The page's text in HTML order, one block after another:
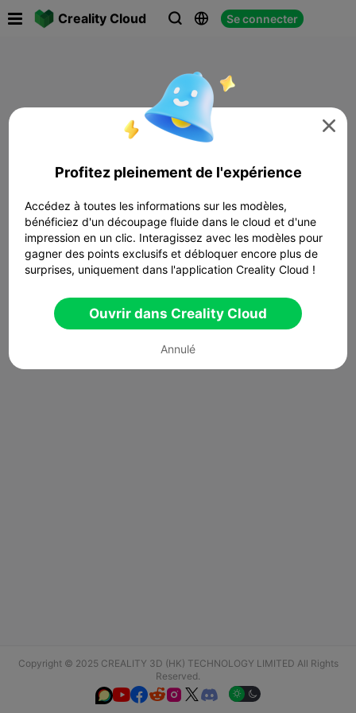
Creality Cloud   Se connecter
Copyright © 2025 CREALITY 3D (HK) TECHNOLOGY LIMITED All Rights
Reserved.
  

Profitez pleinement de l'expérience
Accédez à toutes les informations sur les modèles,
bénéficiez d'un découpage fluide dans le cloud et d'une
impression en un clic. Interagissez avec les modèles pour
gagner des points exclusifs et débloquer encore plus de
surprises, uniquement dans l'application Creality Cloud !
Ouvrir dans Creality Cloud
Annulé